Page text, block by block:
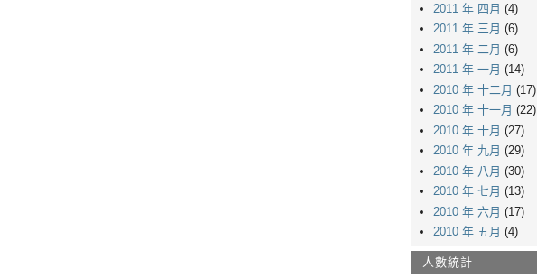
2011 年 四月 (4)
2011 年 三月 (6)
2011 年 二月 (6)
2011 年 一月 (14)
2010 年 十二月 (17)
2010 年 十一月 (22)
2010 年 十月 (27)
2010 年 九月 (29)
2010 年 八月 (30)
2010 年 七月 (13)
2010 年 六月 (17)
2010 年 五月 (4)
人數統計